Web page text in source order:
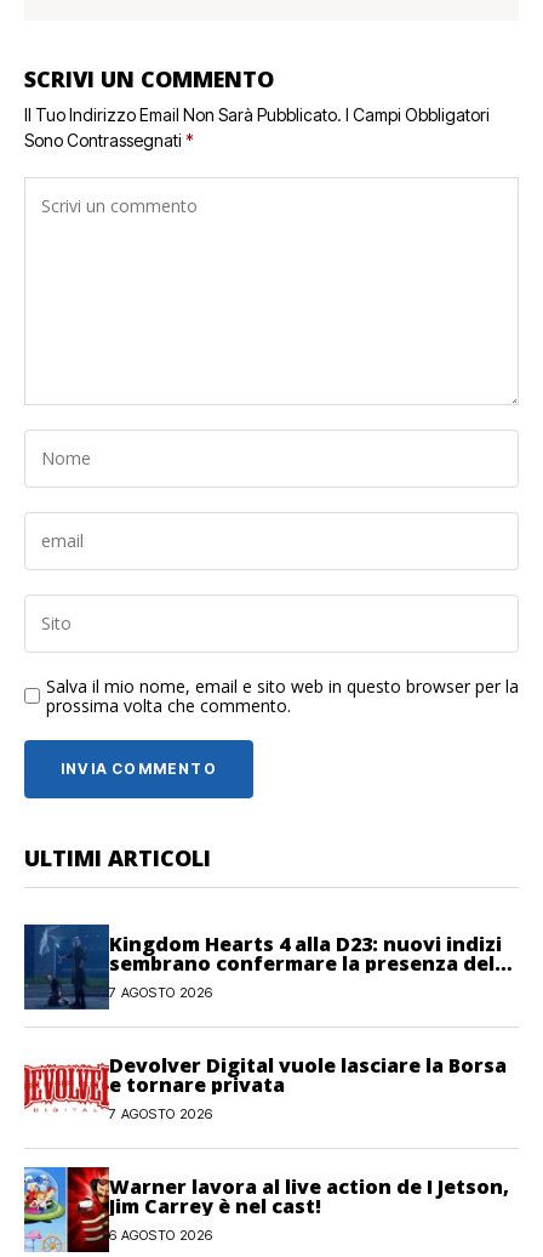
SCRIVI UN COMMENTO
Il Tuo Indirizzo Email Non Sarà Pubblicato. I Campi Obbligatori
Sono Contrassegnati *
Salva il mio nome, email e sito web in questo browser per la
prossima volta che commento.
ULTIMI ARTICOLI
Kingdom Hearts 4 alla D23: nuovi indizi
sembrano confermare la presenza del
gioco
7 AGOSTO 2026
Devolver Digital vuole lasciare la Borsa
e tornare privata
7 AGOSTO 2026
Warner lavora al live action de I Jetson,
Jim Carrey è nel cast!
6 AGOSTO 2026